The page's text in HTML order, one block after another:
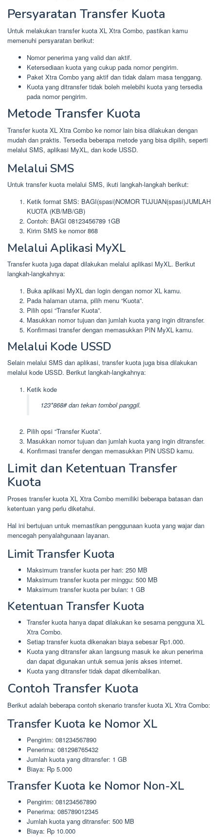
Persyaratan Transfer Kuota
Untuk melakukan transfer kuota XL Xtra Combo, pastikan kamu
memenuhi persyaratan berikut:
Nomor penerima yang valid dan aktif.
Ketersediaan kuota yang cukup pada nomor pengirim.
Paket Xtra Combo yang aktif dan tidak dalam masa tenggang.
Kuota yang ditransfer tidak boleh melebihi kuota yang tersedia
pada nomor pengirim.
Metode Transfer Kuota
Transfer kuota XL Xtra Combo ke nomor lain bisa dilakukan dengan
mudah dan praktis. Tersedia beberapa metode yang bisa dipilih, seperti
melalui SMS, aplikasi MyXL, dan kode USSD.
Melalui SMS
Untuk transfer kuota melalui SMS, ikuti langkah-langkah berikut:
Ketik format SMS: BAGI(spasi)NOMOR TUJUAN(spasi)JUMLAH
KUOTA (KB/MB/GB)
Contoh: BAGI 08123456789 1GB
Kirim SMS ke nomor 868
Melalui Aplikasi MyXL
Transfer kuota juga dapat dilakukan melalui aplikasi MyXL. Berikut
langkah-langkahnya:
Buka aplikasi MyXL dan login dengan nomor XL kamu.
Pada halaman utama, pilih menu “Kuota”.
Pilih opsi “Transfer Kuota”.
Masukkan nomor tujuan dan jumlah kuota yang ingin ditransfer.
Konfirmasi transfer dengan memasukkan PIN MyXL kamu.
Melalui Kode USSD
Selain melalui SMS dan aplikasi, transfer kuota juga bisa dilakukan
melalui kode USSD. Berikut langkah-langkahnya:
Ketik kode
123*868# dan tekan tombol panggil.
Pilih opsi “Transfer Kuota”.
Masukkan nomor tujuan dan jumlah kuota yang ingin ditransfer.
Konfirmasi transfer dengan memasukkan PIN USSD kamu.
Limit dan Ketentuan Transfer
Kuota
Proses transfer kuota XL Xtra Combo memiliki beberapa batasan dan
ketentuan yang perlu diketahui.
Hal ini bertujuan untuk memastikan penggunaan kuota yang wajar dan
mencegah penyalahgunaan layanan.
Limit Transfer Kuota
Maksimum transfer kuota per hari: 250 MB
Maksimum transfer kuota per minggu: 500 MB
Maksimum transfer kuota per bulan: 1 GB
Ketentuan Transfer Kuota
Transfer kuota hanya dapat dilakukan ke sesama pengguna XL
Xtra Combo.
Setiap transfer kuota dikenakan biaya sebesar Rp1.000.
Kuota yang ditransfer akan langsung masuk ke akun penerima
dan dapat digunakan untuk semua jenis akses internet.
Kuota yang ditransfer tidak dapat dikembalikan.
Contoh Transfer Kuota
Berikut adalah beberapa contoh skenario transfer kuota XL Xtra Combo:
Transfer Kuota ke Nomor XL
Pengirim: 081234567890
Penerima: 081298765432
Jumlah kuota yang ditransfer: 1 GB
Biaya: Rp 5.000
Transfer Kuota ke Nomor Non-XL
Pengirim: 081234567890
Penerima: 085789012345
Jumlah kuota yang ditransfer: 500 MB
Biaya: Rp 10.000